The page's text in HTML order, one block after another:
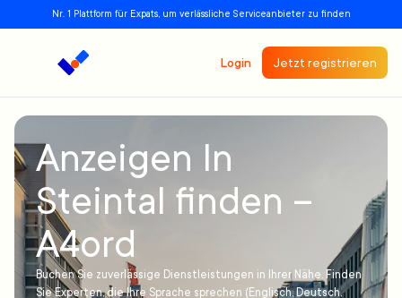
Nr. 1 Plattform für Expats, um verlässliche Serviceanbieter zu finden
Login Jetzt registrieren
Anzeigen In
Steintal finden –
A4ord
Buchen Sie zuverlässige Dienstleistungen in Ihrer Nähe. Finden
Sie Experten, die Ihre Sprache sprechen (Englisch, Deutsch,